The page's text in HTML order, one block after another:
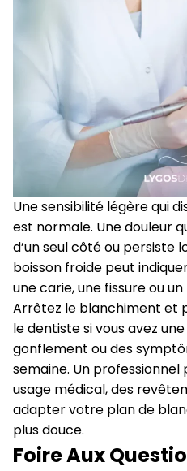
Une sensibilité légère qui
est normale. Une douleur
d’un seul côté ou persiste
boisson froide peut
une carie, une fissure ou
Arrêtez le blanchiment et
le dentiste si vous avez
gonflement ou des
semaine. Un
usage médical, des
adapter votre plan de
plus douce.
Foire Aux